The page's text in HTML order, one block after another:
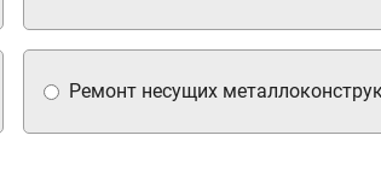
Ремонт несущих